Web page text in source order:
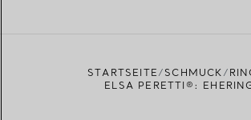
STARTSEITE SCHMUCK
ELSA PERETTI®: